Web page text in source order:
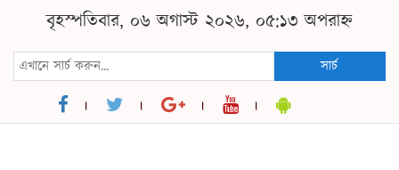
বৃহস্পতিবার, ০৬ অগাস্ট ২০২৬, ০৫:১৩ অপরাহ্ন
সার্চ